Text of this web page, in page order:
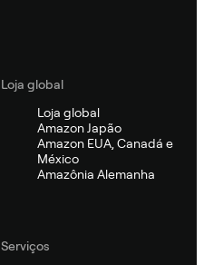
Loja global
Loja global
Amazon Japão
Amazon EUA, Canadá e
México
Amazônia Alemanha
Serviços